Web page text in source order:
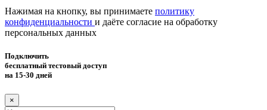
Нажимая на кнопку, вы принимаете политику
конфиденциальности и даёте согласие на обработку
персональных данных
Подключить
бесплатный тестовый доступ
на 15-30 дней
×